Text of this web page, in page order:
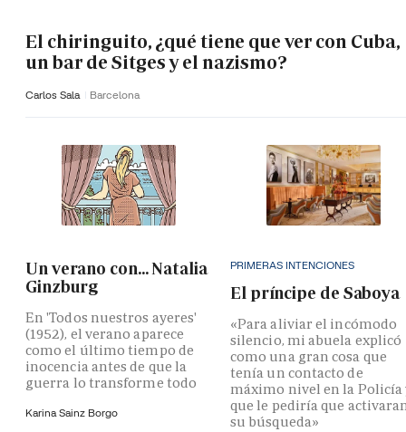
El chiringuito, ¿qué tiene que ver con Cuba,
un bar de Sitges y el nazismo?
Carlos Sala Barcelona
Un verano con... Natalia
Ginzburg
En 'Todos nuestros ayeres'
(1952), el verano aparece
como el último tiempo de
inocencia antes de que la
guerra lo transforme todo
Karina Sainz Borgo
PRIMERAS INTENCIONES
El príncipe de Saboya
«Para aliviar el incómodo
silencio, mi abuela explicó
como una gran cosa que
tenía un contacto de
máximo nivel en la Policía
que le pediría que
su búsqueda»